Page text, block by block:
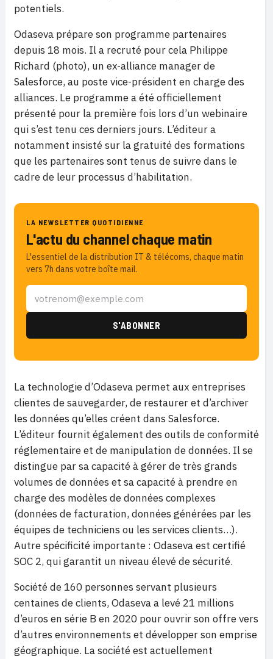
potentiels.
Odaseva prépare son programme partenaires
depuis 18 mois. Il a recruté pour cela Philippe
Richard (photo), un ex-alliance manager de
Salesforce, au poste vice-président en charge des
alliances. Le programme a été officiellement
présenté pour la première fois lors d’un webinaire
qui s’est tenu ces derniers jours. L’éditeur a
notamment insisté sur la gratuité des formations
que les partenaires sont tenus de suivre dans le
cadre de leur processus d’habilitation.
LA NEWSLETTER QUOTIDIENNE
L'actu du channel chaque matin
L'essentiel de la distribution IT & télécoms, chaque matin
vers 7h dans votre boîte mail.
La technologie d’Odaseva permet aux entreprises
clientes de sauvegarder, de restaurer et d’archiver
les données qu’elles créent dans Salesforce.
L’éditeur fournit également des outils de conformité
réglementaire et de manipulation de données. Il se
distingue par sa capacité à gérer de très grands
volumes de données et sa capacité à prendre en
charge des modèles de données complexes
(données de facturation, données générées par les
équipes de techniciens ou les services clients…).
Autre spécificité importante : Odaseva est certifié
SOC 2, qui garantit un niveau élevé de sécurité.
Société de 160 personnes servant plusieurs
centaines de clients, Odaseva a levé 21 millions
d’euros en série B en 2020 pour ouvrir son offre vers
d’autres environnements et développer son emprise
géographique. La société est actuellement